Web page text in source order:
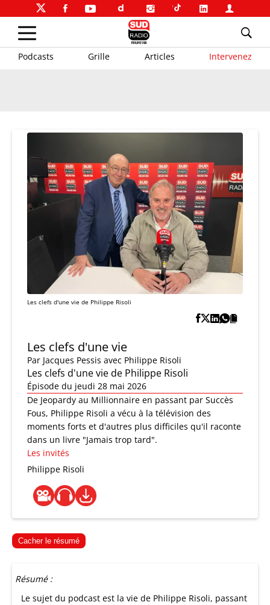
Podcasts Grille Articles Intervenez
Les clefs d'une vie de Philippe Risoli
Les clefs d'une vie
Par Jacques Pessis avec Philippe Risoli
Les clefs d'une vie de Philippe Risoli
Épisode du jeudi 28 mai 2026
De Jeopardy au Millionnaire en passant par Succès
Fous, Philippe Risoli a vécu à la télévision des
moments forts et d'autres plus difficiles qu'il raconte
dans un livre "Jamais trop tard".
Les invités
Philippe Risoli
Cacher le résumé
Résumé :
Le sujet du podcast est la vie de Philippe Risoli, passant